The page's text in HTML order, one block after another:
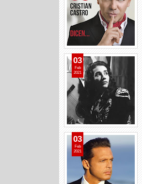
03
Feb
2021
03
Feb
2021